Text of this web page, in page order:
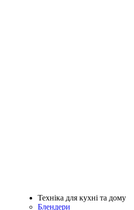
Техніка для кухні та дому
Блендери